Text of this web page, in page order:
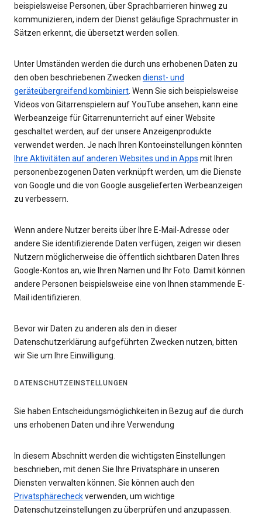
beispielsweise Personen, über Sprachbarrieren hinweg zu
kommunizieren, indem der Dienst geläufige Sprachmuster in
Sätzen erkennt, die übersetzt werden sollen.
Unter Umständen werden die durch uns erhobenen Daten zu
den oben beschriebenen Zwecken dienst- und
geräteübergreifend kombiniert . Wenn Sie sich beispielsweise
Videos von Gitarrenspielern auf YouTube ansehen, kann eine
Werbeanzeige für Gitarrenunterricht auf einer Website
geschaltet werden, auf der unsere Anzeigenprodukte
verwendet werden. Je nach Ihren Kontoeinstellungen könnten
Ihre Aktivitäten auf anderen Websites und in Apps mit Ihren
personenbezogenen Daten verknüpft werden, um die Dienste
von Google und die von Google ausgelieferten Werbeanzeigen
zu verbessern.
Wenn andere Nutzer bereits über Ihre E-Mail-Adresse oder
andere Sie identifizierende Daten verfügen, zeigen wir diesen
Nutzern möglicherweise die öffentlich sichtbaren Daten Ihres
Google-Kontos an, wie Ihren Namen und Ihr Foto. Damit können
andere Personen beispielsweise eine von Ihnen stammende E-
Mail identifizieren.
Bevor wir Daten zu anderen als den in dieser
Datenschutzerklärung aufgeführten Zwecken nutzen, bitten
wir Sie um Ihre Einwilligung.
DATENSCHUTZEINSTELLUNGEN
Sie haben Entscheidungsmöglichkeiten in Bezug auf die durch
uns erhobenen Daten und ihre Verwendung
In diesem Abschnitt werden die wichtigsten Einstellungen
beschrieben, mit denen Sie Ihre Privatsphäre in unseren
Diensten verwalten können. Sie können auch den
Privatsphärecheckverwenden, um wichtige
Datenschutzeinstellungen zu überprüfen und anzupassen.